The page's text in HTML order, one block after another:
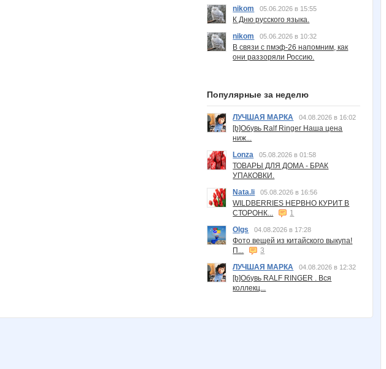
nikom
05.06.2026 в 15:55
К Дню русского языка.
nikom
05.06.2026 в 10:32
В связи с пмэф-26 напомним, как
они раззоряли Россию.
Популярные за неделю
ЛУЧШАЯ МАРКА 04.08.2026 в 16:02
[b]Обувь Ralf Ringer Наша цена
ниж...
Lonza
05.08.2026 в 01:58
ТОВАРЫ ДЛЯ ДОМА - БРАК
УПАКОВКИ.
Nata.li
05.08.2026 в 16:56
WILDBERRIES НЕРВНО КУРИТ В
СТОРОНК...
1
Olgs
04.08.2026 в 17:28
Фото вещей из китайского выкупа!
П...
3
ЛУЧШАЯ МАРКА
04.08.2026 в 12:32
[b]Обувь RALF RINGER . Вся
коллекц...